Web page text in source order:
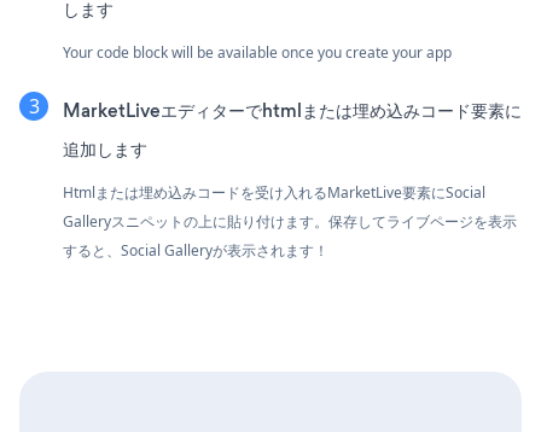
します
Your code block will be available once you create your app
MarketLiveエディターでhtmlまたは埋め込みコード要素に
追加します
Htmlまたは埋め込みコードを受け入れるMarketLive要素にSocial
Galleryスニペットの上に貼り付けます。保存してライブページを表示
すると、Social Galleryが表示されます！